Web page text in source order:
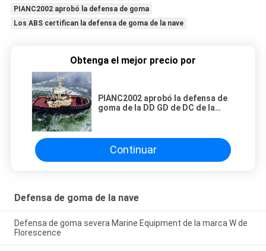
PIANC2002 aprobó la defensa de goma
Los ABS certifican la defensa de goma de la nave
Obtenga el mejor precio por
PIANC2002 aprobó la defensa de
goma de la DD GD de DC de la
Continuar
Defensa de goma de la nave
Defensa de goma severa Marine Equipment de la marca W de
Florescence